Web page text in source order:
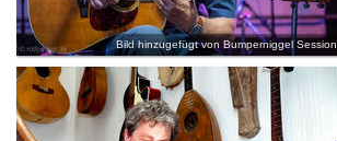
Bild hinzugefügt von Bumperniggel Session